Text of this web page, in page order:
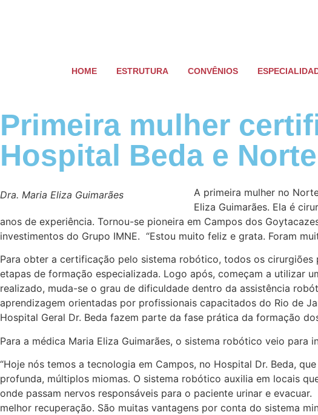
HOME ESTRUTURA CONVÊNIOS
Primeira mulher
Hospital Beda e
Dra. Maria Eliza Guimarães
A primeira mulher no
Eliza Guimarães. Ela é
anos de experiência. Tornou-se pioneira em Campos dos
investimentos do Grupo IMNE. “Estou muito feliz e grata. Foram
Para obter a certificação pelo sistema robótico, todos os
etapas de formação especializada. Logo após, começam a utilizar
realizado, muda-se o grau de dificuldade dentro da assistência
aprendizagem orientadas por profissionais capacitados do Rio de
Hospital Geral Dr. Beda fazem parte da fase prática da formação
Para a médica Maria Eliza Guimarães, o sistema robótico veio para
“Hoje nós temos a tecnologia em Campos, no Hospital Dr. Beda,
profunda, múltiplos miomas. O sistema robótico auxilia em locais
onde passam nervos responsáveis para o paciente urinar e
melhor recuperação. São muitas vantagens por conta do sistema